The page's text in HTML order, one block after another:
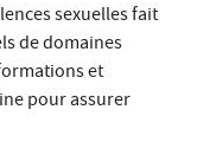
sexuelles fait
de domaines
et
pour assurer